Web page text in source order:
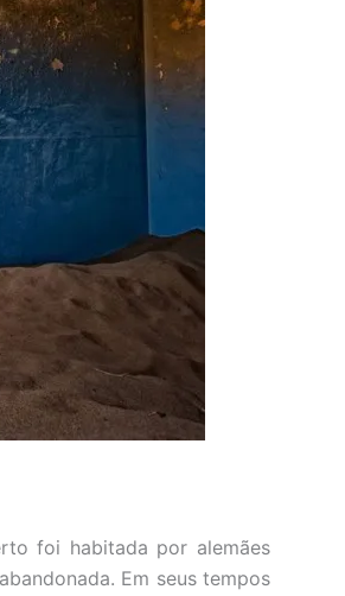
foi habitada por alemães
Em seus tempos